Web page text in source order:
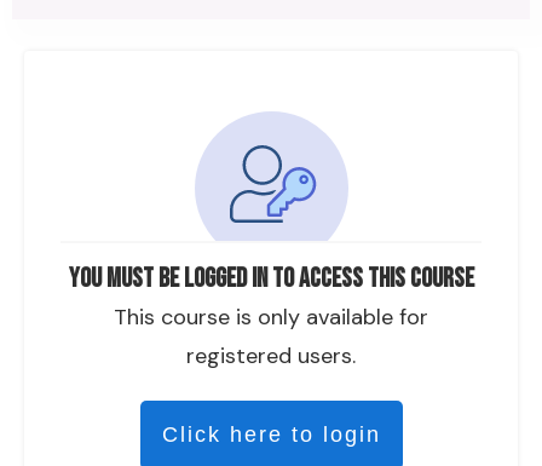
You must be logged in to access this course
This course is only available for
registered users.
Click here to login